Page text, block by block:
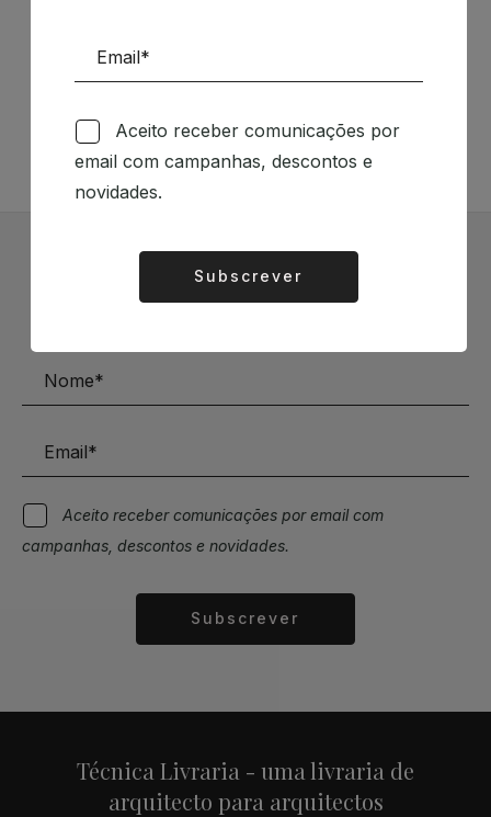
Siga-nos nas Redes Sociais
Subscrever Newsletter
Aceito receber comunicações por email com
campanhas, descontos e novidades.
Subscrever
Técnica Livraria - uma livraria de
arquitecto para arquitectos
Aceito receber comunicações por
email com campanhas, descontos e
novidades.
Subscrever